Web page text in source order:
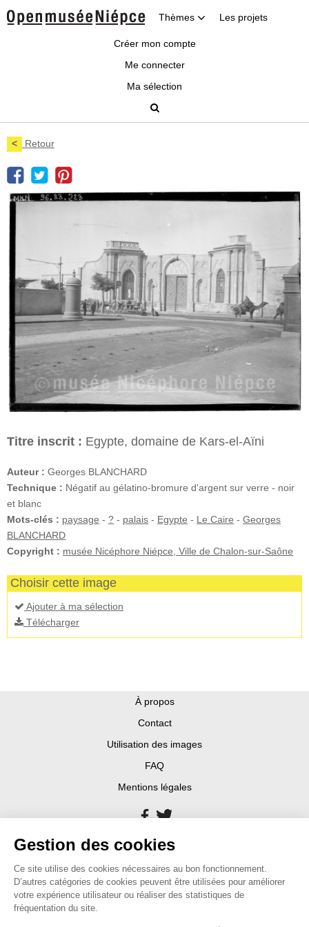
Thèmes Les projets
Créer mon compte
Me connecter
Ma sélection
< Retour
Titre inscrit : Egypte, domaine de Kars-el-Aïni
Auteur : Georges BLANCHARD
Technique : Négatif au gélatino-bromure d'argent sur verre - noir
et blanc
Mots-clés : paysage - ? - palais - Egypte - Le Caire - Georges
BLANCHARD
Copyright : musée Nicéphore Niépce, Ville de Chalon-sur-Saône
Choisir cette image
Ajouter à ma sélection
Télécharger
À propos
Contact
Utilisation des images
FAQ
Mentions légales
Gestion des cookies
Ce site utilise des cookies nécessaires au bon fonctionnement.
D’autres catégories de cookies peuvent être utilisées pour améliorer
votre expérience utilisateur ou réaliser des statistiques de
fréquentation du site.